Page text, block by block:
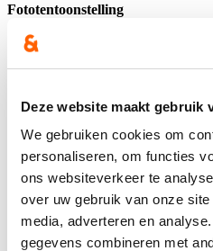
Deze website maakt gebruik
We gebruiken cookies om
personaliseren, om functies
ons websiteverkeer te
over uw gebruik van onze
media, adverteren en
gegevens combineren met
Fototentoonstelling
Het project kreeg een extra
om de bewoners in hun eigen
hen bekijkt de buurtwerking nu
tentoongesteld op het buurtfeest in
Blijf je graag op de
Ontvang mijn nieuwsbrief.
E-